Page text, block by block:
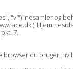
"vi") indsamler og
7.
du bruger,